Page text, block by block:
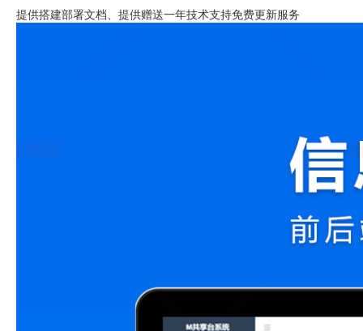
提供搭建部署文档、提供赠送一年技术支持免费更新服务